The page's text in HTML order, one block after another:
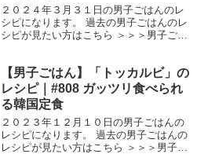
２０２４年３月３１日の男子ごはんのレ
シピになります。 過去の男子ごはんのレ
シピが見たい方はこちら ＞＞＞男子ごは
じ１ 茹でタコ ５０g 長ねぎ ７０g す
し酢 大...
【男子ごはん】「トッカルビ」の
レシピ｜#808 ガッツリ食べられ
る韓国定食
２０２３年１２月１０日の男子ごはんの
レシピになります。 過去の男子ごはんの
レシピが見たい方はこちら ＞＞＞男子ご